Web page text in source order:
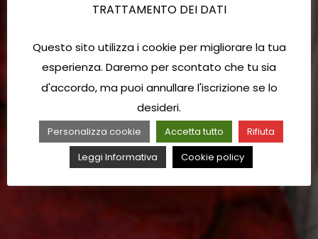
TRATTAMENTO DEI DATI
Questo sito utilizza i cookie per migliorare la tua
esperienza. Daremo per scontato che tu sia
d'accordo, ma puoi annullare l'iscrizione se lo
desideri.
Personalizza cookie Accetta tutto
Rifiuta
Leggi Informativa
Cookie policy